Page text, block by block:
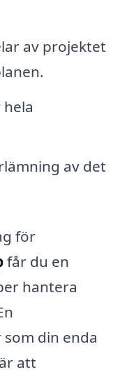
av projektet
av det
för
får du en
hantera
din enda
att